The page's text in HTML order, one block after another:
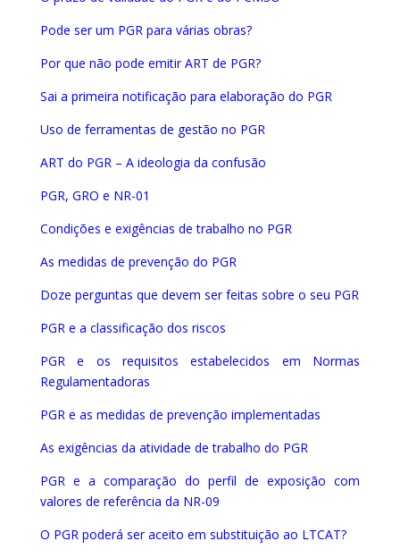
Pode ser um PGR para várias obras?
Por que não pode emitir ART de PGR?
Sai a primeira notificação para elaboração do PGR
Uso de ferramentas de gestão no PGR
ART do PGR – A ideologia da confusão
PGR, GRO e NR-01
Condições e exigências de trabalho no PGR
As medidas de prevenção do PGR
Doze perguntas que devem ser feitas sobre o seu PGR
PGR e a classificação dos riscos
PGR e os requisitos estabelecidos em Normas
Regulamentadoras
PGR e as medidas de prevenção implementadas
As exigências da atividade de trabalho do PGR
PGR e a comparação do perfil de exposição com
valores de referência da NR-09
O PGR poderá ser aceito em substituição ao LTCAT?